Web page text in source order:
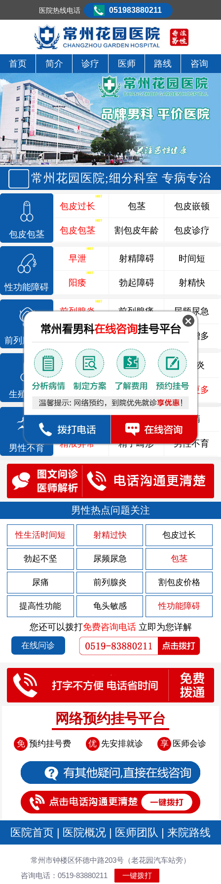
首页 简介 诊疗 医师 路线 咨询
常州花园医院;细分科室 专病专治
包皮包茎
包皮过长
包皮包茎
包茎
割包皮年龄
包皮嵌顿
包皮诊疗
性功能障碍
早泄
阳痿
射精障碍
勃起障碍
时间短
射精快
前列腺疾病
前列腺炎 前列腺痛 尿频尿急
前列腺增生 排尿不畅 夜尿增多
生殖感染
龟头炎 睾丸炎 尿道炎
尿相关 泌尿感染 了解更多
男性不育
死精 少精 弱精
精液异常 精子畸形 男性不育
男性热点问题关注
性生活时间短 射精过快 包皮过长
勃起不坚 尿频尿急 包茎
尿痛 前列腺炎 割包皮价格
提高性功能 龟头敏感 性功能障碍
您还可以拨打免费咨询电话立即为您详解
在线问诊
网络预约挂号平台
免 预约挂号费 优 先安排就诊 享 医师会诊
医院首页 | 医院概况 | 医师团队 | 来院路线
常州市钟楼区怀德中路203号（老花园汽车站旁）
咨询电话：0519-83880211
一键拨打
医院热线电话 051983880211